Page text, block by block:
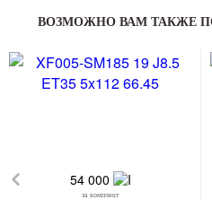
ВОЗМОЖНО ВАМ ТАКЖЕ
54 000
за комплект